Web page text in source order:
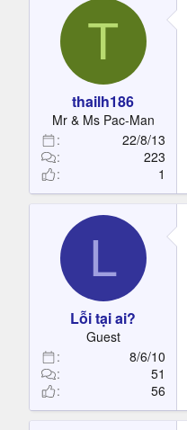
T
thailh186
Mr & Ms Pac-Man
22/8/13
223
1
L
Lỗi tại ai?
Guest
8/6/10
51
56